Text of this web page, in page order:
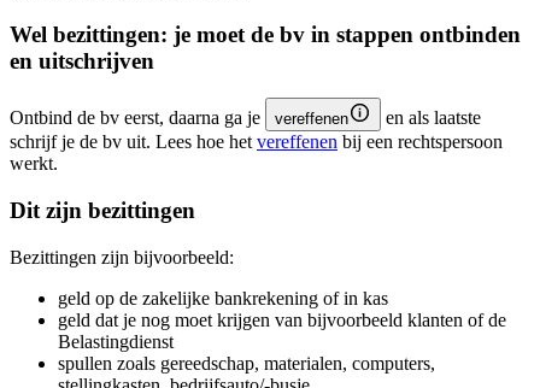
Wel bezittingen: je moet de bv in stappen ontbinden
en uitschrijven
Ontbind de bv eerst, daarna ga je vereffenen
en als laatste
schrijf je de bv uit. Lees hoe het vereffenen bij een rechtspersoon
werkt.
Dit zijn bezittingen
Bezittingen zijn bijvoorbeeld:
geld op de zakelijke bankrekening of in kas
geld dat je nog moet krijgen van bijvoorbeeld klanten of de
Belastingdienst
spullen zoals gereedschap, materialen, computers,